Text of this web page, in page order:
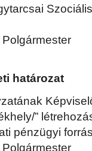
határozat
”
pénzügyi